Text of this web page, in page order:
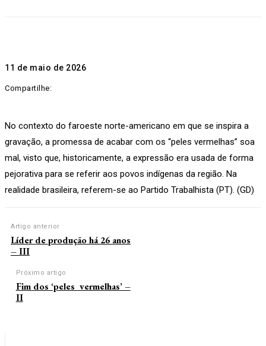
11 de maio de 2026
Compartilhe:
No contexto do faroeste norte-americano em que se inspira a
gravação, a promessa de acabar com os “peles vermelhas” soa
mal, visto que, historicamente, a expressão era usada de forma
pejorativa para se referir aos povos indígenas da região. Na
realidade brasileira, referem-se ao Partido Trabalhista (PT). (GD)
Artigo anterior
Líder de produção há 26 anos
– III
Próximo artigo
Fim dos ‘peles vermelhas’ –
II